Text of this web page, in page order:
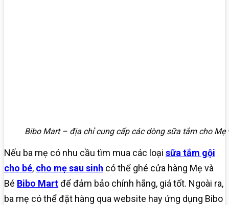
Bibo Mart – địa chỉ cung cấp các dòng sữa tắm cho Mẹ
Nếu ba mẹ có nhu cầu tìm mua các loại sữa tắm gội
cho bé, cho mẹ sau sinh có thể ghé cửa hàng Mẹ và
Bé Bibo Martđể đảm bảo chính hãng, giá tốt. Ngoài ra,
ba mẹ có thể đặt hàng qua website hay ứng dụng Bibo